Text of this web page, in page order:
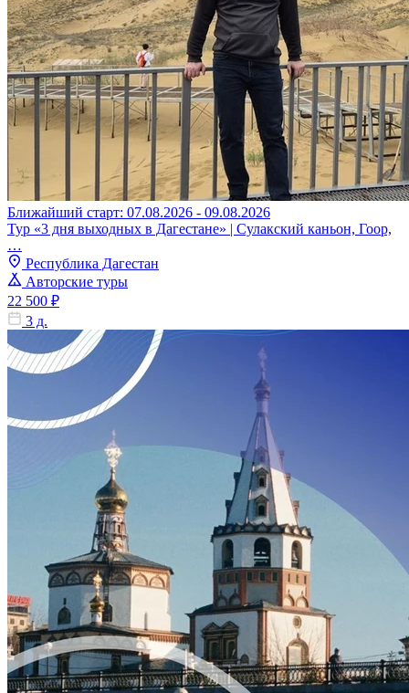
Ближайший старт: 07.08.2026 - 09.08.2026
Тур «3 дня выходных в Дагестане» | Сулакский каньон, Гоор,
…
Республика Дагестан
Авторские туры
22 500 ₽
3 д.